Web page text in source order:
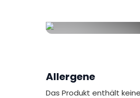
Allergene
Das Produkt enthält